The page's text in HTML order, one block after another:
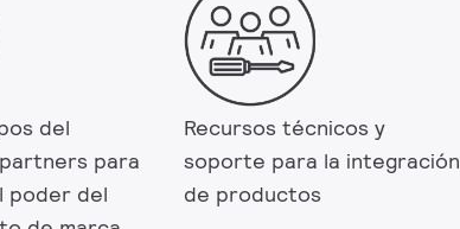
del
para
poder del
Recursos técnicos y
soporte para la integración
de productos